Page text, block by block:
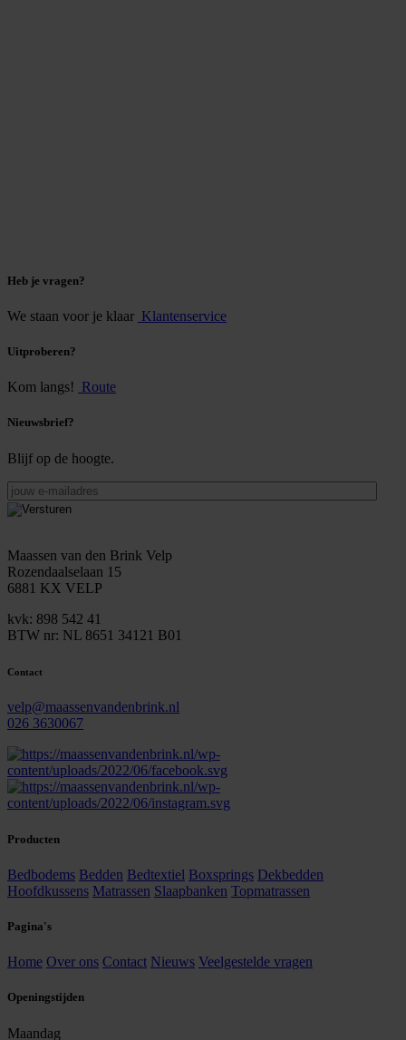
Heb je vragen?
We staan voor je klaar Klantenservice
Uitproberen?
Kom langs! Route
Nieuwsbrief?
Blijf op de hoogte.
jouw
e-
mailadres
Maassen van den Brink Velp
Rozendaalselaan 15
6881 KX VELP
kvk: 898 542 41
BTW nr: NL 8651 34121 B01
Contact
velp@maassenvandenbrink.nl
026 3630067
Producten
Bedbodems Bedden Bedtextiel Boxsprings Dekbedden
Hoofdkussens Matrassen Slaapbanken Topmatrassen
Pagina's
Home Over ons Contact Nieuws Veelgestelde vragen
Openingstijden
Maandag